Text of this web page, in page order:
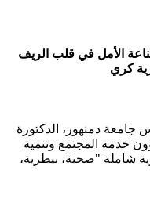
الأمل في قلب الريف
كري
جامعة دمنهور، الدكتورة
خدمة المجتمع وتنمية
شاملة "صحية، بيطرية،